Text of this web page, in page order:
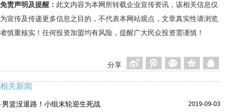
免责声明及提醒： 此文内容为本网所转载企业宣传资讯，该相关信息仅
为宣传及传递更多信息之目的，不代表本网站观点，文章真实性请浏览
者慎重核实！任何投资加盟均有风险，提醒广大民众投资需谨慎！
分享
相关新闻
2019-09-03
·男篮没退路！小组末轮迎生死战